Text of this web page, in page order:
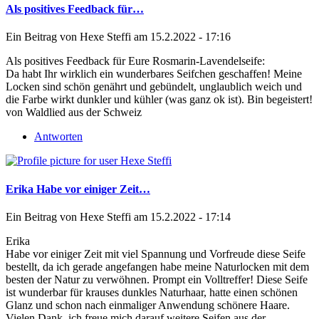
Als positives Feedback für…
Ein Beitrag von Hexe Steffi am 15.2.2022 - 17:16
Als positives Feedback für Eure Rosmarin-Lavendelseife:
Da habt Ihr wirklich ein wunderbares Seifchen geschaffen! Meine
Locken sind schön genährt und gebündelt, unglaublich weich und
die Farbe wirkt dunkler und kühler (was ganz ok ist). Bin begeistert!
von Waldlied aus der Schweiz
Antworten
Erika Habe vor einiger Zeit…
Ein Beitrag von Hexe Steffi am 15.2.2022 - 17:14
Erika
Habe vor einiger Zeit mit viel Spannung und Vorfreude diese Seife
bestellt, da ich gerade angefangen habe meine Naturlocken mit dem
besten der Natur zu verwöhnen. Prompt ein Volltreffer! Diese Seife
ist wunderbar für krauses dunkles Naturhaar, hatte einen schönen
Glanz und schon nach einmaliger Anwendung schönere Haare.